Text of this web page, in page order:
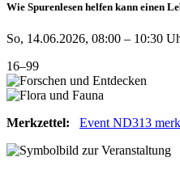
Wie Spurenlesen helfen kann einen
So, 14.06.2026, 08:00 – 10:30
16–99
Merkzettel: Event ND313